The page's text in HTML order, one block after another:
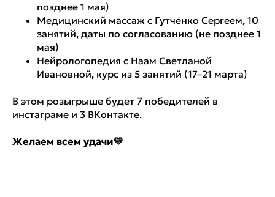
позднее 1 мая)
Медицинский массаж с Гутченко Сергеем, 10
занятий, даты по согласованию (не позднее 1
мая)
Нейрологопедия с Наам Светланой
Ивановной, курс из 5 занятий (17–21 марта)
В этом розыгрыше будет 7 победителей в
инстаграме и 3 ВКонтакте.
Желаем всем удачи💛